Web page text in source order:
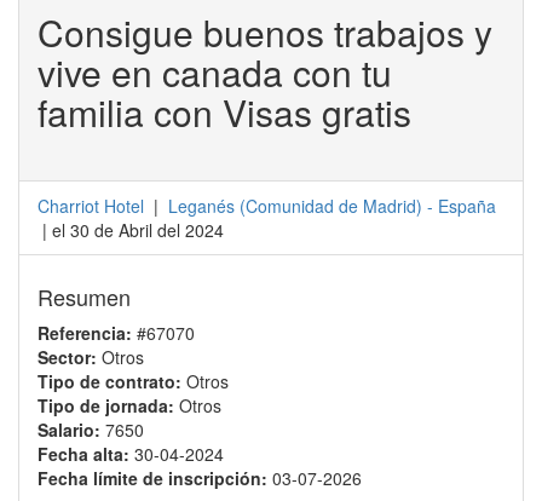
Consigue buenos trabajos y
vive en canada con tu
familia con Visas gratis
Charriot Hotel | Leganés (Comunidad de Madrid) - España
| el 30 de Abril del 2024
Resumen
Referencia: #67070
Sector: Otros
Tipo de contrato: Otros
Tipo de jornada: Otros
Salario: 7650
Fecha alta: 30-04-2024
Fecha límite de inscripción: 03-07-2026